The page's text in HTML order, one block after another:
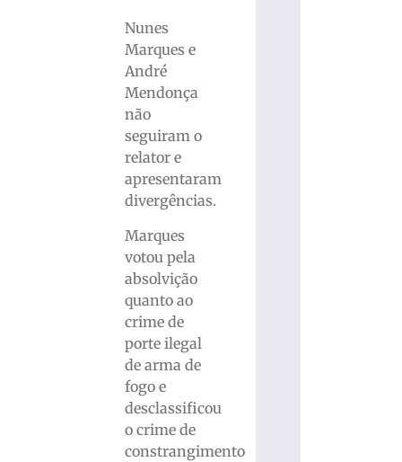
Nunes
Marques e
André
Mendonça
não
seguiram o
relator e
apresentaram
divergências.
Marques
votou pela
absolvição
quanto ao
crime de
porte ilegal
de arma de
fogo e
desclassificou
o crime de
constrangimento